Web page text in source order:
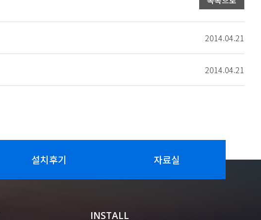
2014.04.21
2014.04.21
설치후기 자료실
INSTALL